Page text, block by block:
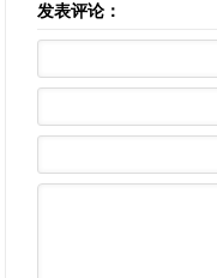
发表评论：